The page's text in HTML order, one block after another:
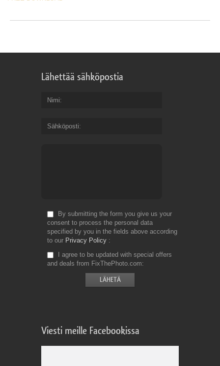
Lähettää sähköpostia
Nimi
Sähköposti
By submitting the form you give us your
consent to process the personal data
specified by you in the fields above according
to our Privacy Policy
I agree to be updated with special offers
and deals from FixThePhoto.com
Viesti meille Facebookissa